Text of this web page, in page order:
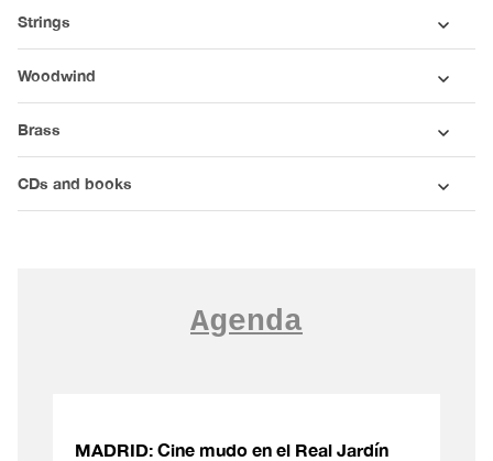
Strings
Woodwind
Brass
CDs and books
Agenda
MADRID: Cine mudo en el Real Jardín